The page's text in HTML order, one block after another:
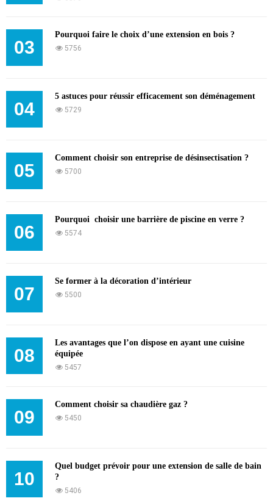
03
Pourquoi faire le choix d’une extension en bois ?
5756
04
5 astuces pour réussir efficacement son déménagement
5729
05
Comment choisir son entreprise de désinsectisation ?
5700
06
Pourquoi choisir une barrière de piscine en verre ?
5574
07
Se former à la décoration d’intérieur
5500
08
Les avantages que l’on dispose en ayant une cuisine
équipée
5457
09
Comment choisir sa chaudière gaz ?
5450
10
Quel budget prévoir pour une extension de salle de bain
?
5406